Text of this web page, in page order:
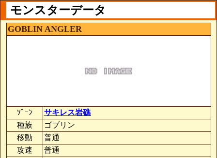
モンスターデータ
GOBLIN ANGLER
ｿﾞｰﾝ
サキレス岩礁
種族
ゴブリン
移動
普通
攻速
普通